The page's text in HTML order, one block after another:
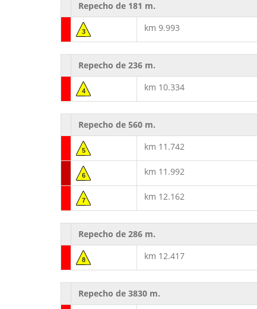
Repecho de 181 m.
3 km 9.993
Repecho de 236 m.
4 km 10.334
Repecho de 560 m.
5 km 11.742
6 km 11.992
7 km 12.162
Repecho de 286 m.
8 km 12.417
Repecho de 3830 m.